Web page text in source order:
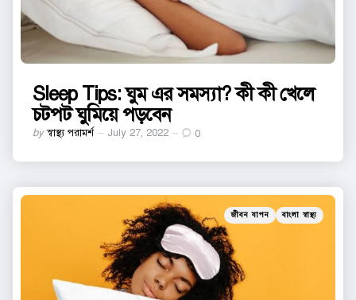
Sleep Tips: ঘুম এর সমস্যা? কী কী খেলে
চটপট ঘুমিয়ে পড়বেন
Posted
by স্বাস্থ্য পরামর্শ July 27, 2022 0
Categories
Posted
in
জীবন যাপন বাংলা স্বাস্থ্য